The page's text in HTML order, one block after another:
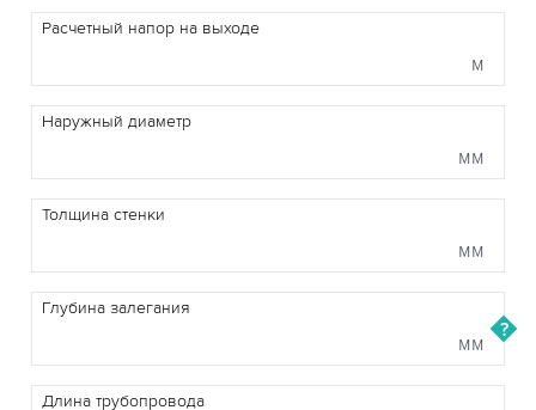
Расчетный напор на выходе
м
Наружный диаметр
мм
Толщина стенки
мм
Глубина залегания
мм
Длина трубопровода